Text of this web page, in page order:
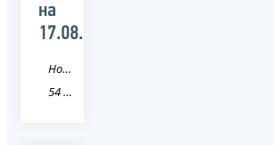
на
17.08.2020
Новость
54 Новосибирская область